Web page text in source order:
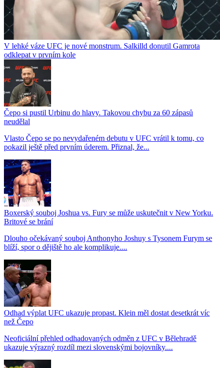
V lehké váze UFC je nové monstrum. Salkilld donutil Gamrota
odklepat v prvním kole
Čepo si pustil Urbinu do hlavy. Takovou chybu za 60 zápasů
neudělal
Vlasto Čepo se po nevydařeném debutu v UFC vrátil k tomu, co
pokazil ještě před prvním úderem. Přiznal, že...
Boxerský souboj Joshua vs. Fury se může uskutečnit v New Yorku.
Britové se brání
Dlouho očekávaný souboj Anthonyho Joshuy s Tysonem Furym se
blíží, spor o dějiště ho ale komplikuje....
Odhad výplat UFC ukazuje propast. Klein měl dostat desetkrát víc
než Čepo
Neoficiální přehled odhadovaných odměn z UFC v Bělehradě
ukazuje výrazný rozdíl mezi slovenskými bojovníky....